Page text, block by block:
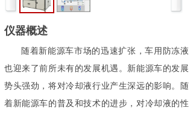
仪器概述
随着新能源车市场的迅速扩张，车用防冻液
也迎来了前所未有的发展机遇。新能源车的发展
势头强劲，将对冷却液行业产生深远的影响。随
着新能源车的普及和技术的进步，对冷却液的性